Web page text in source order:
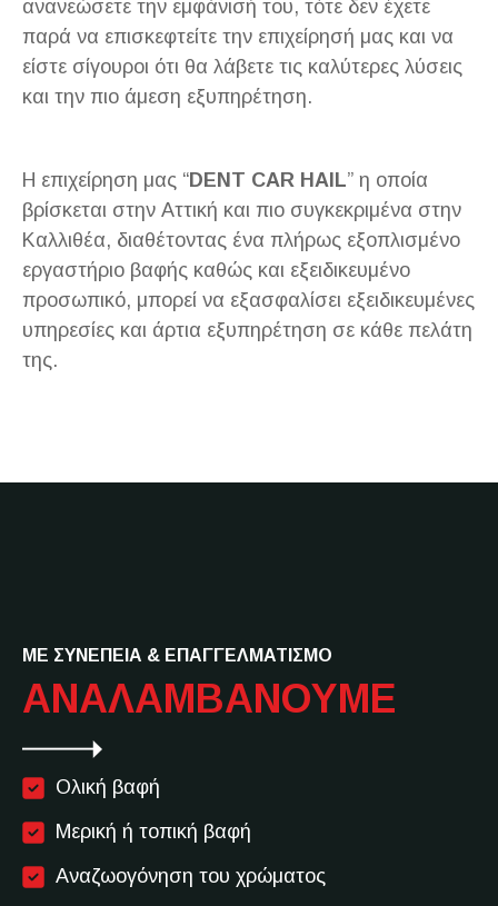
ανανεώσετε την εμφάνισή του, τότε δεν έχετε
παρά να επισκεφτείτε την επιχείρησή μας και να
είστε σίγουροι ότι θα λάβετε τις καλύτερες λύσεις
και την πιο άμεση εξυπηρέτηση.
Η επιχείρηση μας “DENT CAR HAIL” η οποία
βρίσκεται στην Αττική και πιο συγκεκριμένα στην
Καλλιθέα, διαθέτοντας ένα πλήρως εξοπλισμένο
εργαστήριο βαφής καθώς και εξειδικευμένο
προσωπικό, μπορεί να εξασφαλίσει εξειδικευμένες
υπηρεσίες και άρτια εξυπηρέτηση σε κάθε πελάτη
της.
ΜΕ ΣΥΝΕΠΕΙΑ & ΕΠΑΓΓΕΛΜΑΤΙΣΜΟ
ΑΝΑΛΑΜΒΑΝΟΥΜΕ
Ολική βαφή
Μερική ή τοπική βαφή
Αναζωογόνηση του χρώματος